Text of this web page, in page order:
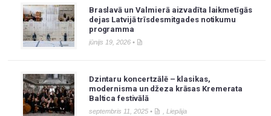
Braslavā un Valmierā aizvadīta laikmetīgās
dejas Latvijā trīsdesmitgades notikumu
programma
jūnijs 19, 2026 •
Dzintaru koncertzālē – klasikas,
modernisma un džeza krāsas Kremerata
Baltica festivālā
septembris 11, 2025 • , Liepāja